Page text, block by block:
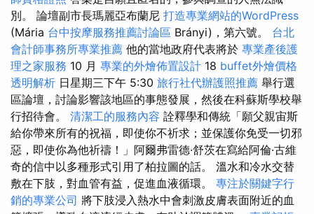
別。 論壇副市長瑪麗亞布蘭尼 打造專業網站的WordPress
(Mária 台中按摩服務推薦討論區 Brányi)，第六號。 台北
會計師事務所專業推薦 他的當地政府代表將於 專業產後護
理之家服務 10 月 專業的外燴佈置設計 18 buffet外燴價格
透明解析 日星期三下午 5:30 旅行社代辦護照推薦 舉行選
區論壇，討論影響該地區的事態發展，然後在科蘇斯學校舉
行招待會。 清潔工的服務內容 詮釋學和傳統「願父親宙斯
給你帶來所有的祝福，即使你不祈求；並保護你免受一切邪
惡，即使你為他祈禱！」阿爾弗雷德·舒茨在寫給阿倫·古維
奇的信中以多種形式引用了柏拉圖的話。 溫水和冷水交替
敷在下肢，對血管有益，促進血液循環。 專注於關鍵字行
銷的專業公司 將下肢浸入熱水中會刺激皮膚表面附近的血